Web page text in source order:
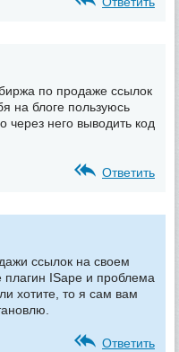
по продаже ссылок
на блоге пользуюсь
него выводить код
Ответить
ссылок на своем
плагин ISape и проблема
хотите, то я сам вам
Ответить